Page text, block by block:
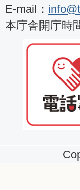
E-mail：
本庁舎開庁時